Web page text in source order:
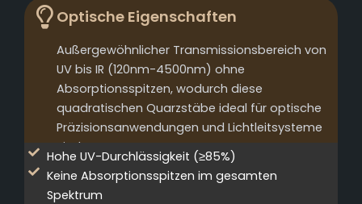
Optische Eigenschaften
Außergewöhnlicher Transmissionsbereich von
UV bis IR (120nm-4500nm) ohne
Absorptionsspitzen, wodurch diese
quadratischen Quarzstäbe ideal für optische
Präzisionsanwendungen und Lichtleitsysteme
sind.
Hohe UV-Durchlässigkeit (≥85%)
Keine Absorptionsspitzen im gesamten
Spektrum